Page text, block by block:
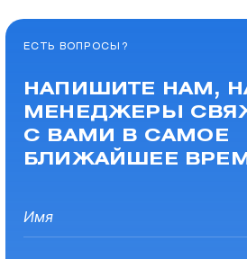
ЕСТЬ ВОПРОСЫ?
НАПИШИТЕ НАМ,
МЕНЕДЖЕРЫ
С ВАМИ В САМОЕ
БЛИЖАЙШЕЕ